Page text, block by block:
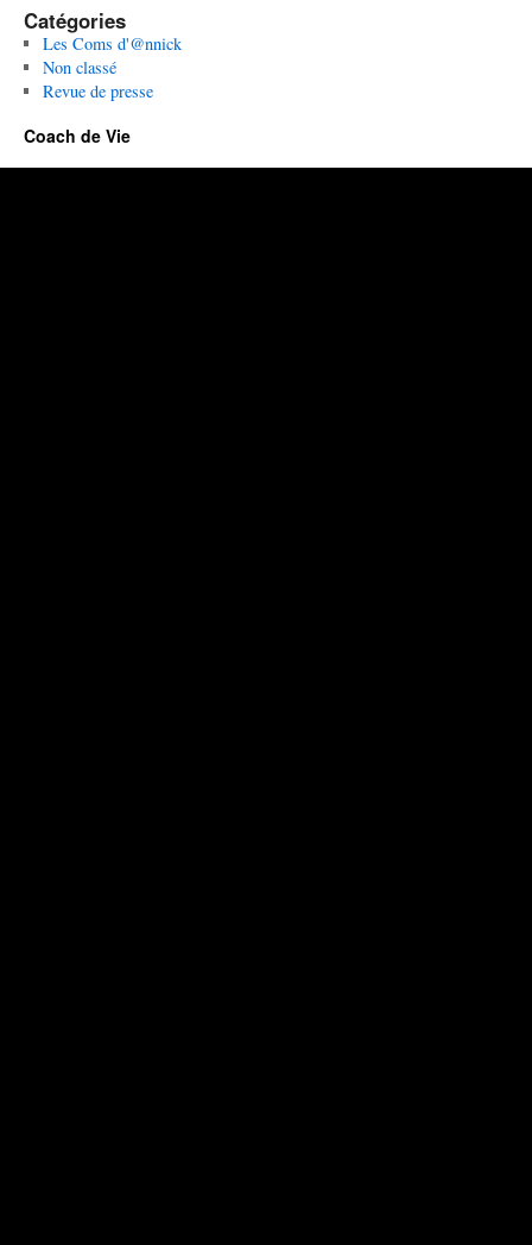
Catégories
Les Coms d'@nnick
Non classé
Revue de presse
Coach de Vie